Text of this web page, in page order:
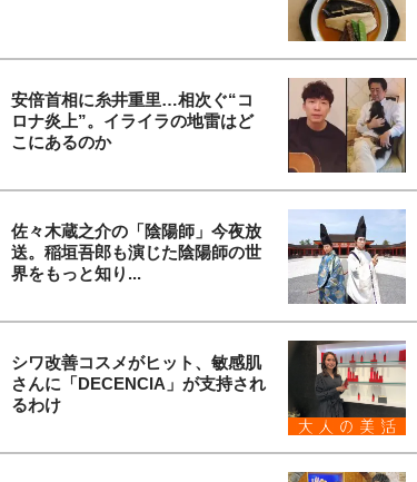
安倍首相に糸井重里…相次ぐ“コ
ロナ炎上”。イライラの地雷はど
こにあるのか
佐々木蔵之介の「陰陽師」今夜放
送。稲垣吾郎も演じた陰陽師の世
界をもっと知り...
シワ改善コスメがヒット、敏感肌
さんに「DECENCIA」が支持され
るわけ